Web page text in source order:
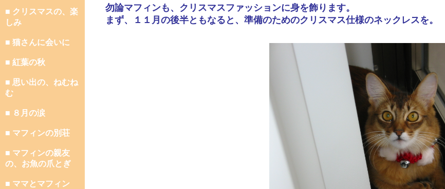
■ クリスマスの、楽
しみ
■ 猫さんに会いに
■ 紅葉の秋
■ 思い出の、ねむね
む
■ ８月の涙
■ マフィンの別荘
■ マフィンの親友
の、お魚の爪とぎ
■ ママとマフィン
勿論マフィンも、クリスマスファッションに身を飾ります。
まず、１１月の後半ともなると、準備のためのクリスマス仕様のネックレスを。